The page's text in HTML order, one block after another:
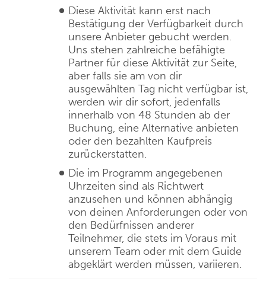
Diese Aktivität kann erst nach
Bestätigung der Verfügbarkeit durch
unsere Anbieter gebucht werden.
Uns stehen zahlreiche befähigte
Partner für diese Aktivität zur Seite,
aber falls sie am von dir
ausgewählten Tag nicht verfügbar ist,
werden wir dir sofort, jedenfalls
innerhalb von 48 Stunden ab der
Buchung, eine Alternative anbieten
oder den bezahlten Kaufpreis
zurückerstatten.
Die im Programm angegebenen
Uhrzeiten sind als Richtwert
anzusehen und können abhängig
von deinen Anforderungen oder von
den Bedürfnissen anderer
Teilnehmer, die stets im Voraus mit
unserem Team oder mit dem Guide
abgeklärt werden müssen, variieren.